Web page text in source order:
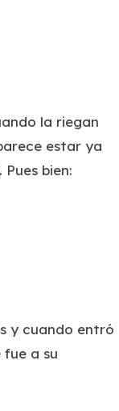
la riegan
estar ya
bien:
y cuando entró
fue a su